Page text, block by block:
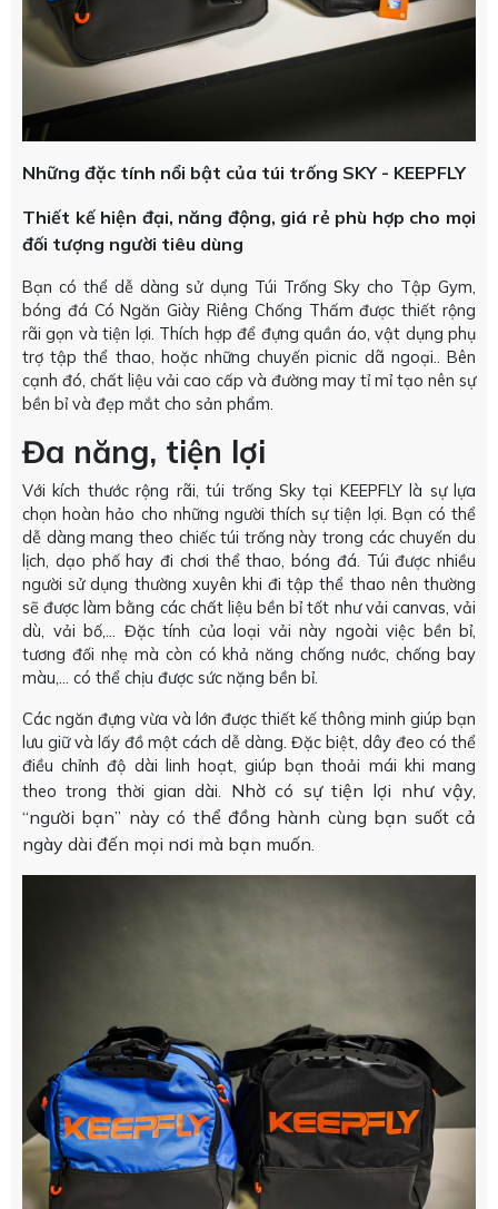
Những đặc tính nổi bật của túi trống SKY - KEEPFLY
Thiết kế hiện đại, năng động, giá rẻ phù hợp cho mọi
đối tượng người tiêu dùng
Bạn có thể dễ dàng sử dụng Túi Trống Sky cho Tập Gym,
bóng đá Có Ngăn Giày Riêng Chống Thấm được thiết rộng
rãi gọn và tiện lợi. Thích hợp để đựng quần áo, vật dụng phụ
trợ tập thể thao, hoặc những chuyến picnic dã ngoại.. Bên
cạnh đó, chất liệu vải cao cấp và đường may tỉ mỉ tạo nên sự
bền bỉ và đẹp mắt cho sản phẩm.
Đa năng, tiện lợi
Với kích thước rộng rãi, túi trống Sky tại KEEPFLY là sự lựa
chọn hoàn hảo cho những người thích sự tiện lợi. Bạn có thể
dễ dàng mang theo chiếc túi trống này trong các chuyến du
lịch, dạo phố hay đi chơi thể thao, bóng đá. Túi được nhiều
người sử dụng thường xuyên khi đi tập thể thao nên thường
sẽ được làm bằng các chất liệu bền bỉ tốt như vải canvas, vải
dù, vải bố,… Đặc tính của loại vải này ngoài việc bền bỉ,
tương đối nhẹ mà còn có khả năng chống nước, chống bay
màu,… có thể chịu được sức nặng bền bỉ.
Các ngăn đựng vừa và lớn được thiết kế thông minh giúp bạn
lưu giữ và lấy đồ một cách dễ dàng. Đặc biệt, dây đeo có thể
điều chỉnh độ dài linh hoạt, giúp bạn thoải mái khi mang
theo trong thời gian dài. Nhờ có sự tiện lợi như vậy,
“người bạn” này có thể đồng hành cùng bạn suốt cả
ngày dài đến mọi nơi mà bạn muốn.